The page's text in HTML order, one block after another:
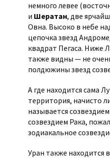
немного левее
и Шератан, две
Овна. Высоко в небе
цепочка звезд
квадрат Пегаса. Ниже
также видны — не
полдюжины звезд
А где находится сама
территория, начисто
называется
созвездием Рака,
зодиакальное
Уран также находится